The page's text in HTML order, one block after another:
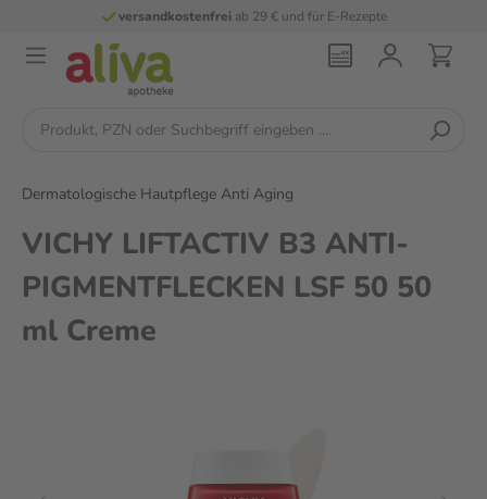
versandkostenfreiab 29 € und für E-Rezepte
Dermatologische Hautpflege Anti Aging
VICHY LIFTACTIV B3 ANTI-
PIGMENTFLECKEN LSF 50 50
ml Creme